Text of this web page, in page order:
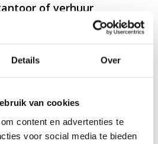
Details Over
van cookies
content en advertenties te
voor social media te bieden
of verhuur
van laptops, documenten,
spullen. Dankzij de stevige stalen
tegen diefstal.
– tot 30 gebruikers
voor extra veiligheid
batterij jumpstart